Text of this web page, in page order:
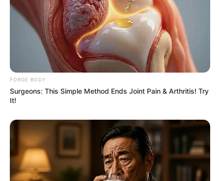
CTA FAVORITE
Why this ordinary drink is the secret to feeling your
best every day
CTA LOVE
FORGE BODY
Surgeons: This Simple Method Ends Joint Pain & Arthritis! Try
It!